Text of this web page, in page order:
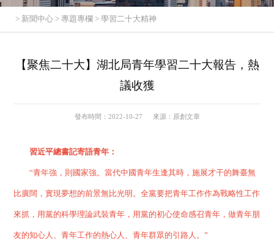
> 新聞中心 >專題專欄 >學習二十大精神
【聚焦二十大】湖北局青年學習二十大報告，熱
議收獲
發布時間：2022-10-27 來源：原創文章
習近平總書記寄語青年：
“青年強，則國家強。當代中國青年生逢其時，施展才干的舞臺無
比廣闊，實現夢想的前景無比光明。全黨要把青年工作作為戰略性工作
來抓，用黨的科學理論武裝青年，用黨的初心使命感召青年，做青年朋
友的知心人、青年工作的熱心人、青年群眾的引路人。”